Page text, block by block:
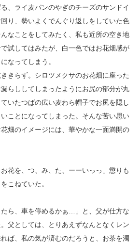
、ライ麦パンのやぎのチーズのサンドイ
り、勢いよくでんぐり返しをしていた色
なことをしてみたく、私も近所の空き地
試してはみたが、白一色ではお花畑感が
なってしまう。
きらず。シロツメクサのお花畑に座った
らししてしまったようにお尻の部分が丸
いたつばの広い麦わら帽子でお尻を隠し
ことになってしまった。そんな苦い思い
畑のイメージには、華やかな一面満開の
お花を、つ、み、た、ーーいっっ」懲りも
こねていた。
たら、車を停めるかぁ…」と、父が仕方な
父としては、とりあえずなんとなくレン
ば、私の気が済むのだろうと、お茶を濁